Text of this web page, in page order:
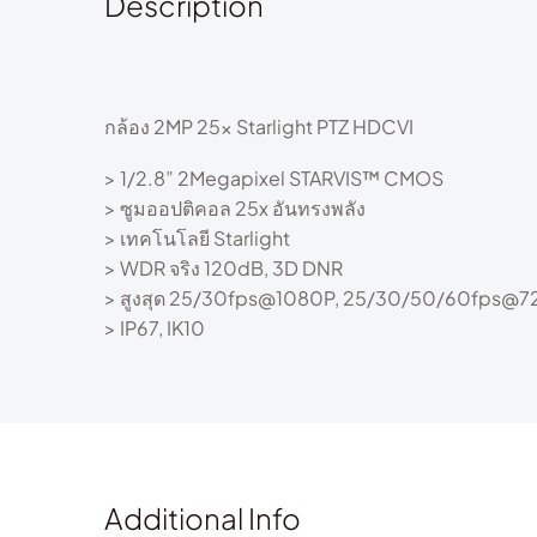
กล้อง 2MP 25x Starlight PTZ HDCVI
> 1/2.8” 2Megapixel STARVIS™ CMOS
> ซูมออปติคอล 25x อันทรงพลัง
> เทคโนโลยี Starlight
> WDR จริง 120dB, 3D DNR
> สูงสุด 25/30fps@1080P, 25/30/50/
> IP67, IK10
Additional Info